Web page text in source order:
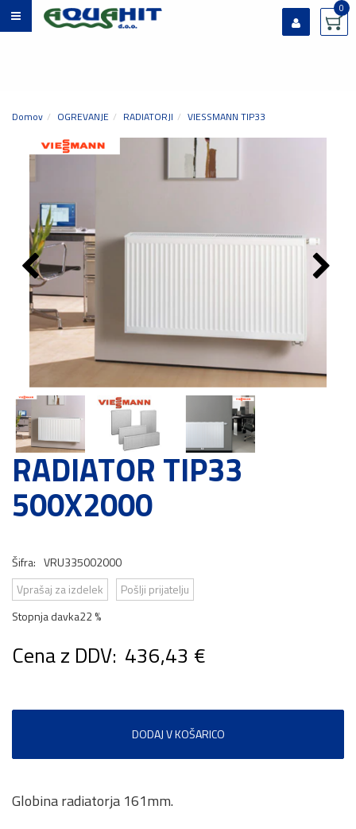
0
Domov OGREVANJE RADIATORJI VIESSMANN TIP33
RADIATOR TIP33
500X2000
Šifra: VRU335002000
Vprašaj za izdelek
Pošlji prijatelju
Stopnja davka22 %
Cena z DDV: 436,43 €
DODAJ V KOŠARICO
Globina radiatorja 161mm.